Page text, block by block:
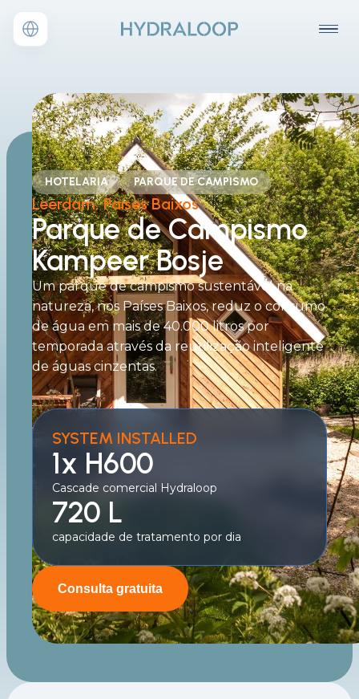
HOTELARIA PARQUE DE CAMPISMO
Leerdam, Países Baixos
Parque de Campismo
Kampeer Bosje
Um parque de campismo sustentável na
natureza, nos Países Baixos, reduz o consumo
de água em mais de 40.000 litros por
temporada através da reutilização inteligente
de águas cinzentas.
SYSTEM INSTALLED
1x H600
Cascade comercial Hydraloop
720 L
capacidade de tratamento por dia
Consulta gratuita